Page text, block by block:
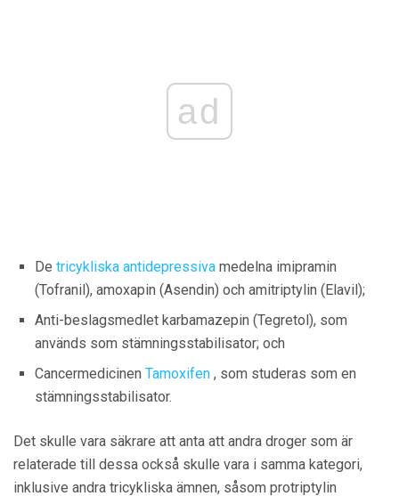
ad
De tricykliska antidepressiva medelna imipramin
(Tofranil), amoxapin (Asendin) och amitriptylin (Elavil);
Anti-beslagsmedlet karbamazepin (Tegretol), som
används som stämningsstabilisator; och
Cancermedicinen Tamoxifen , som studeras som en
stämningsstabilisator.
Det skulle vara säkrare att anta att andra droger som är
relaterade till dessa också skulle vara i samma kategori,
inklusive andra tricykliska ämnen, såsom protriptylin